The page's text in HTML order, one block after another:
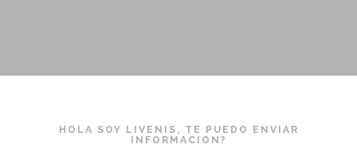
HOLA SOY LIVENIS, TE PUEDO ENVIAR
INFORMACION?